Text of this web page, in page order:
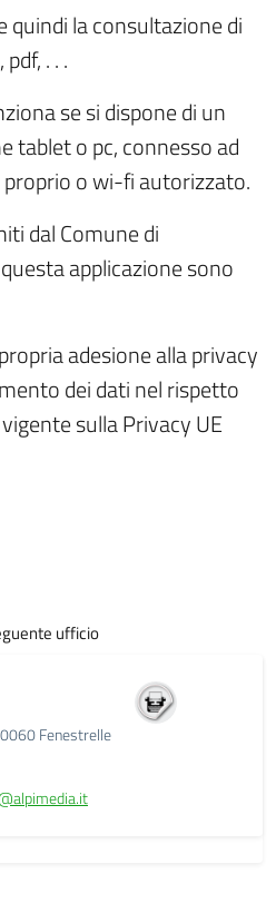
quindi la consultazione di
. . .
se si dispone di un
tablet o pc, connesso ad
o wi-fi autorizzato.
dal Comune di
applicazione sono
adesione alla privacy
dei dati nel rispetto
sulla Privacy UE
ufficio
Fenestrelle